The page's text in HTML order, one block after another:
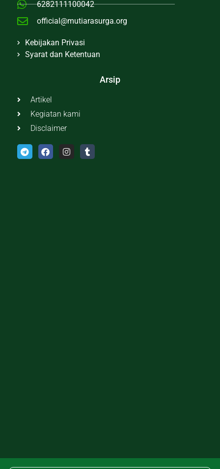
6282111100042
official@mutiarasurga.org
Kebijakan Privasi
Syarat dan Ketentuan
Arsip
Artikel
Kegiatan kami
Disclaimer